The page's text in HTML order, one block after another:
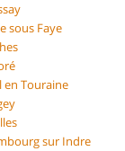
sous Faye
en Touraine
sur Indre